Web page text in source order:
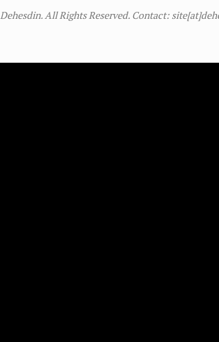
All Rights Reserved. Contact: